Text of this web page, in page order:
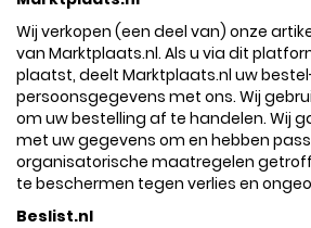
Wij verkopen (een deel van) onze
van Marktplaats.nl. Als u via dit
plaatst, deelt Marktplaats.nl uw
persoonsgegevens met ons. Wij
om uw bestelling af te handelen. Wij
met uw gegevens om en hebben
organisatorische maatregelen
te beschermen tegen verlies en
Beslist.nl